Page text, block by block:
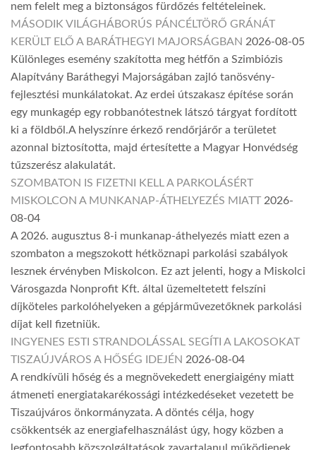
nem felelt meg a biztonságos fürdőzés feltételeinek.
MÁSODIK VILÁGHÁBORÚS PÁNCÉLTÖRŐ GRÁNÁT
KERÜLT ELŐ A BARÁTHEGYI MAJORSÁGBAN 2026-08-05
Különleges esemény szakította meg hétfőn a Szimbiózis
Alapítvány Baráthegyi Majorságában zajló tanösvény-
fejlesztési munkálatokat. Az erdei útszakasz építése során
egy munkagép egy robbanótestnek látszó tárgyat fordított
ki a földből.A helyszínre érkező rendőrjárőr a területet
azonnal biztosította, majd értesítette a Magyar Honvédség
tűzszerész alakulatát.
SZOMBATON IS FIZETNI KELL A PARKOLÁSÉRT
MISKOLCON A MUNKANAP-ÁTHELYEZÉS MIATT 2026-
08-04
A 2026. augusztus 8-i munkanap-áthelyezés miatt ezen a
szombaton a megszokott hétköznapi parkolási szabályok
lesznek érvényben Miskolcon. Ez azt jelenti, hogy a Miskolci
Városgazda Nonprofit Kft. által üzemeltetett felszíni
díjköteles parkolóhelyeken a gépjárművezetőknek parkolási
díjat kell fizetniük.
INGYENES ESTI STRANDOLÁSSAL SEGÍTI A LAKOSOKAT
TISZAÚJVÁROS A HŐSÉG IDEJÉN 2026-08-04
A rendkívüli hőség és a megnövekedett energiaigény miatt
átmeneti energiatakarékossági intézkedéseket vezetett be
Tiszaújváros önkormányzata. A döntés célja, hogy
csökkentsék az energiafelhasználást úgy, hogy közben a